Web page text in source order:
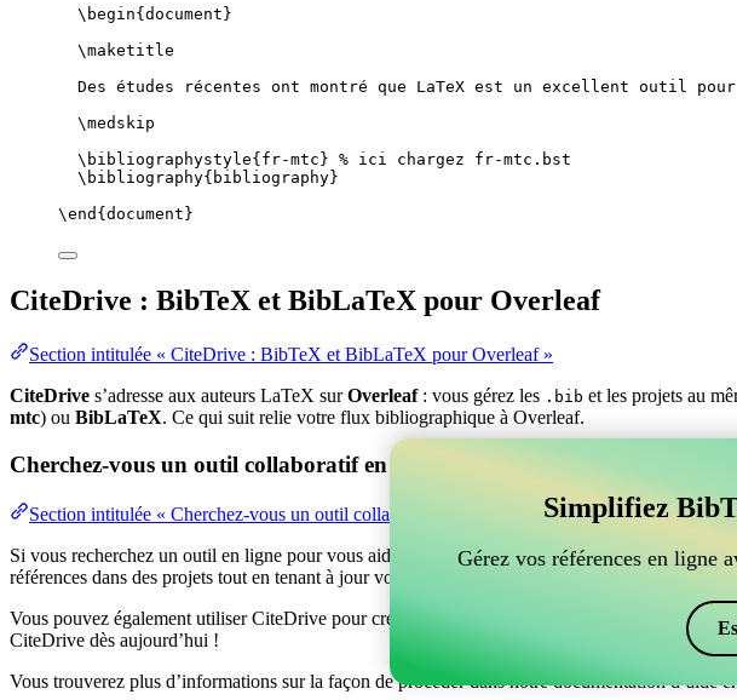
\begin{ document }
\maketitle
Des études récentes ont montré que LaTeX est un excellent outil
\medskip
\bibliographystyle{fr-mtc} % ici chargez fr-mtc.bst
\bibliography{bibliography}
\end { document }
CiteDrive : BibTeX et BibLaTeX pour Overleaf
Section intitulée « CiteDrive : BibTeX et BibLaTeX pour Overleaf »
CiteDrive s’adresse aux auteurs LaTeX surOverleaf: vous gérez les .bib et les projets au
mtc) ou BibLaTeX. Ce qui suit relie votre flux bibliographique à Overleaf.
Cherchez-vous un outil collaboratif en ligne pour gérer vos références
Section intitulée « Cherchez-vous un outil collaboratif en ligne pour gérer vos références
Si vous recherchez un outil en ligne pour vous aider à gérer vos références, citations et
références dans des projets tout en tenant à jour vos entrées BibTeX dans votre projet Overleaf.
Vous pouvez également utiliser CiteDrive pour créer des bibliographies et des citations dans
CiteDrive dès aujourd’hui !
Vous trouverez plus d’informations sur la façon de procéder dans notre documentation d’aide
Simplifiez
Gérez vos références en ligne